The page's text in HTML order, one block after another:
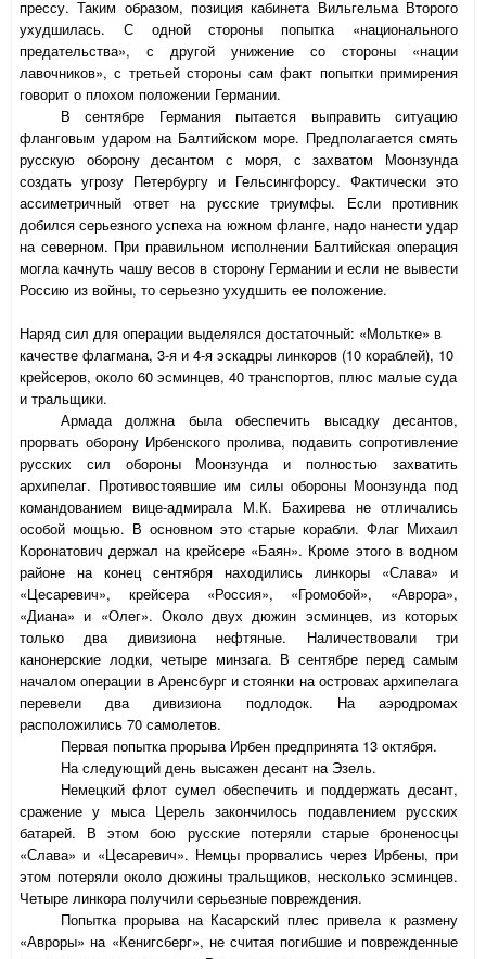
прессу. Таким образом, позиция кабинета Вильгельма Второго
ухудшилась. С одной стороны попытка «национального
предательства», с другой унижение со стороны «нации
лавочников», с третьей стороны сам факт попытки примирения
говорит о плохом положении Германии.
В сентябре Германия пытается выправить ситуацию
фланговым ударом на Балтийском море. Предполагается смять
русскую оборону десантом с моря, с захватом Моонзунда
создать угрозу Петербургу и Гельсингфорсу. Фактически это
ассиметричный ответ на русские триумфы. Если противник
добился серьезного успеха на южном фланге, надо нанести удар
на северном. При правильном исполнении Балтийская операция
могла качнуть чашу весов в сторону Германии и если не вывести
Россию из войны, то серьезно ухудшить ее положение.
Наряд сил для операции выделялся достаточный: «Мольтке» в
качестве флагмана, 3-я и 4-я эскадры линкоров (10 кораблей), 10
крейсеров, около 60 эсминцев, 40 транспортов, плюс малые суда
и тральщики.
Армада должна была обеспечить высадку десантов,
прорвать оборону Ирбенского пролива, подавить сопротивление
русских сил обороны Моонзунда и полностью захватить
архипелаг. Противостоявшие им силы обороны Моонзунда под
командованием вице-адмирала М.К. Бахирева не отличались
особой мощью. В основном это старые корабли. Флаг Михаил
Коронатович держал на крейсере «Баян». Кроме этого в водном
районе на конец сентября находились линкоры «Слава» и
«Цесаревич», крейсера «Россия», «Громобой», «Аврора»,
«Диана» и «Олег». Около двух дюжин эсминцев, из которых
только два дивизиона нефтяные. Наличествовали три
канонерские лодки, четыре минзага. В сентябре перед самым
началом операции в Аренсбург и стоянки на островах архипелага
перевели два дивизиона подлодок. На аэродромах
расположились 70 самолетов.
Первая попытка прорыва Ирбен предпринята 13 октября.
На следующий день высажен десант на Эзель.
Немецкий флот сумел обеспечить и поддержать десант,
сражение у мыса Церель закончилось подавлением русских
батарей. В этом бою русские потеряли старые броненосцы
«Слава» и «Цесаревич». Немцы прорвались через Ирбены, при
этом потеряли около дюжины тральщиков, несколько эсминцев.
Четыре линкора получили серьезные повреждения.
Попытка прорыва на Касарский плес привела к размену
«Авроры» на «Кенигсберг», не считая погибшие и поврежденные